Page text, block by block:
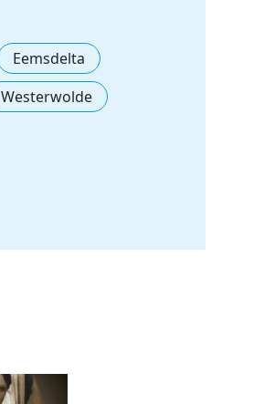
Eemsdelta
Westerwolde